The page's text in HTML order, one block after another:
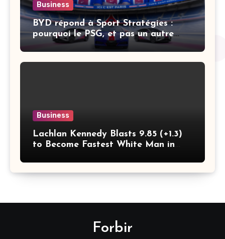
Business
BYD répond à Sport Stratégies :
pourquoi le PSG, et pas un autre
club
Business
Lachlan Kennedy Blasts 9.85 (+1.3)
to Become Fastest White Man in
Comm Games Gold in 9.83
Forbir